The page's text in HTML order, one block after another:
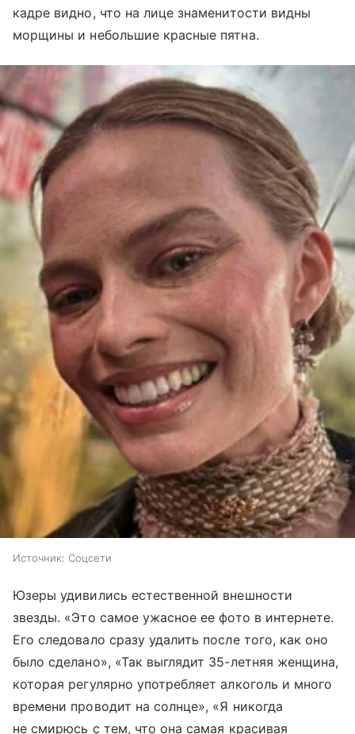
кадре видно, что на лице знаменитости видны
морщины и небольшие красные пятна.
Источник: Соцсети
Юзеры удивились естественной внешности
звезды. «Это самое ужасное ее фото в интернете.
Его следовало сразу удалить после того, как оно
было сделано», «Так выглядит 35-летняя женщина,
которая регулярно употребляет алкоголь и много
времени проводит на солнце», «Я никогда
не смирюсь с тем, что она самая красивая